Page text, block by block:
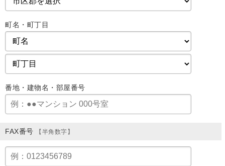
町名・町丁目
番地・建物名・部屋番号
FAX番号 【半角数字】